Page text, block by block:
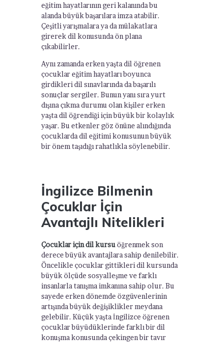
eğitim hayatlarının geri kalanında bu
alanda büyük başarılara imza atabilir.
Çeşitli yarışmalara ya da mülakatlara
girerek dil konusunda ön plana
çıkabilirler.
Aynı zamanda erken yaşta dil öğrenen
çocuklar eğitim hayatları boyunca
girdikleri dil sınavlarında da başarılı
sonuçlar sergiler. Bunun yanı sıra yurt
dışına çıkma durumu olan kişiler erken
yaşta dil öğrendiği için büyük bir kolaylık
yaşar. Bu etkenler göz önüne alındığında
çocuklarda dil eğitimi konusunun büyük
bir önem taşıdığı rahatlıkla söylenebilir.
İngilizce Bilmenin
Çocuklar İçin
Avantajlı Nitelikleri
Çocuklar için dil kursuöğrenmek son
derece büyük avantajlara sahip denilebilir.
Öncelikle çocuklar gittikleri dil kursunda
büyük ölçüde sosyalleşme ve farklı
insanlarla tanışma imkanına sahip olur. Bu
sayede erken dönemde özgüvenlerinin
artışında büyük değişiklikler meydana
gelebilir. Küçük yaşta İngilizce öğrenen
çocuklar büyüdüklerinde farklı bir dil
konuşma konusunda çekingen bir tavır